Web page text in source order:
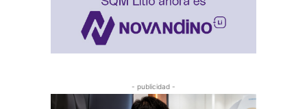
- publicidad -